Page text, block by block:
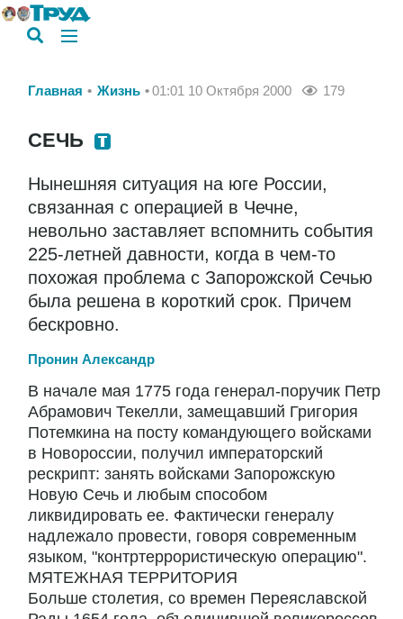
Главная Жизнь 01:01 10 Октября 2000 179
СЕЧЬ
Нынешняя ситуация на юге России,
связанная с операцией в Чечне,
невольно заставляет вспомнить события
225-летней давности, когда в чем-то
похожая проблема с Запорожской Сечью
была решена в короткий срок. Причем
бескровно.
Пронин Александр
В начале мая 1775 года генерал-поручик Петр
Абрамович Текелли, замещавший Григория
Потемкина на посту командующего войсками
в Новороссии, получил императорский
рескрипт: занять войсками Запорожскую
Новую Сечь и любым способом
ликвидировать ее. Фактически генералу
надлежало провести, говоря современным
языком, "контртеррористическую операцию".
МЯТЕЖНАЯ ТЕРРИТОРИЯ
Больше столетия, со времен Переяславской